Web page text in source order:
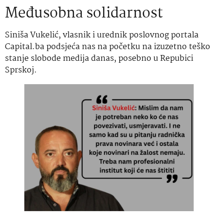
Međusobna solidarnost
Siniša Vukelić, vlasnik i urednik poslovnog portala
Capital.ba podsjeća nas na početku na izuzetno teško
stanje slobode medija danas, posebno u Repubici
Sprskoj.